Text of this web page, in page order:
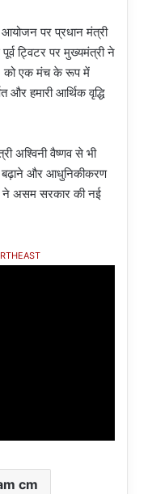
पर प्रधान मंत्री
ट्विटर पर मुख्यमंत्री ने
को एक मंच के रूप में
और हमारी आर्थिक वृद्धि
अश्विनी वैष्णव से भी
बढ़ाने और आधुनिकीकरण
ने असम सरकार की नई
cm